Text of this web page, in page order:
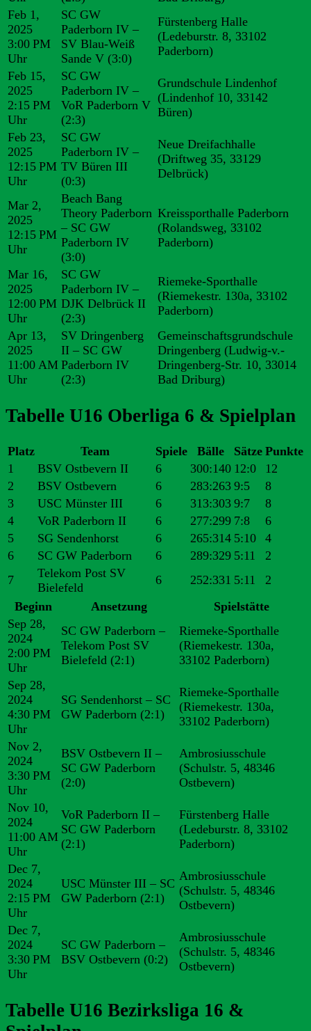
Feb 1,
2025
3:00 PM
Uhr
SC GW
Paderborn IV –
SV Blau-Weiß
Sande V (3:0)
Fürstenberg Halle
(Ledeburstr. 8, 33102
Paderborn)
Feb 15,
2025
2:15 PM
Uhr
SC GW
Paderborn IV –
VoR Paderborn V
(2:3)
Grundschule Lindenhof
(Lindenhof 10, 33142
Büren)
Feb 23,
2025
12:15 PM
Uhr
SC GW
Paderborn IV –
TV Büren III
(0:3)
Neue Dreifachhalle
(Driftweg 35, 33129
Delbrück)
Mar 2,
2025
12:15 PM
Uhr
Beach Bang
Theory Paderborn
– SC GW
Paderborn IV
(3:0)
Kreissporthalle Paderborn
(Rolandsweg, 33102
Paderborn)
Mar 16,
2025
12:00 PM
Uhr
SC GW
Paderborn IV –
DJK Delbrück II
(2:3)
Riemeke-Sporthalle
(Riemekestr. 130a, 33102
Paderborn)
Apr 13,
2025
11:00 AM
Uhr
SV Dringenberg
II – SC GW
Paderborn IV
(2:3)
Gemeinschaftsgrundschule
Dringenberg (Ludwig-v.-
Dringenberg-Str. 10, 33014
Bad Driburg)
Tabelle U16 Oberliga 6 & Spielplan
Platz Team Spiele Bälle Sätze Punkte
1
BSV Ostbevern II 6 300:140 12:0
12
2
BSV Ostbevern 6 283:263 9:5
8
3
USC Münster III 6 313:303 9:7
8
4
VoR Paderborn II 6 277:299 7:8
6
5
SG Sendenhorst 6 265:314 5:10
4
6
SC GW Paderborn 6 289:329 5:11
2
7
Telekom Post SV
Bielefeld
6 252:331 5:11
2
Beginn
Ansetzung
Spielstätte
Sep 28,
2024
2:00 PM
Uhr
SC GW Paderborn –
Telekom Post SV
Bielefeld (2:1)
Riemeke-Sporthalle
(Riemekestr. 130a,
33102 Paderborn)
Sep 28,
2024
4:30 PM
Uhr
SG Sendenhorst – SC
GW Paderborn (2:1)
Riemeke-Sporthalle
(Riemekestr. 130a,
33102 Paderborn)
Nov 2,
2024
3:30 PM
Uhr
BSV Ostbevern II –
SC GW Paderborn
(2:0)
Ambrosiusschule
(Schulstr. 5, 48346
Ostbevern)
Nov 10,
2024
11:00 AM
Uhr
VoR Paderborn II –
SC GW Paderborn
(2:1)
Fürstenberg Halle
(Ledeburstr. 8, 33102
Paderborn)
Dec 7,
2024
2:15 PM
Uhr
USC Münster III – SC
GW Paderborn (2:1)
Ambrosiusschule
(Schulstr. 5, 48346
Ostbevern)
Dec 7,
2024
3:30 PM
Uhr
SC GW Paderborn –
BSV Ostbevern (0:2)
Ambrosiusschule
(Schulstr. 5, 48346
Ostbevern)
Tabelle U16 Bezirksliga 16 &